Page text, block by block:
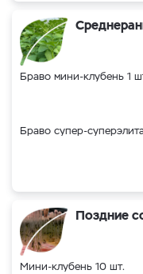
Браво мини-клубень 1
Браво супер-
Поздние
Мини-клубень 10 шт.